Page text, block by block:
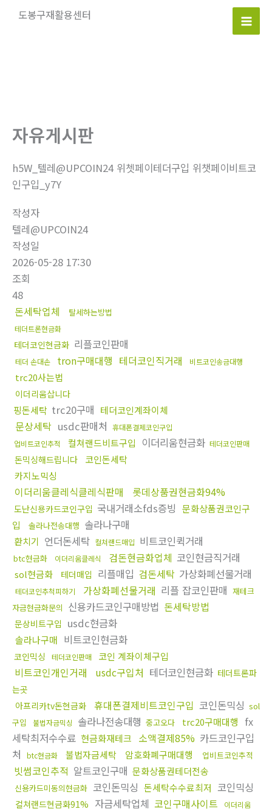
도봉구재활용센터
Main
자유게시판
h5W_텔레@UPCOIN24 위쳇페이테더구입 위챗페이비트코
인구입_y7Y
작성자
텔레@UPCOIN24
작성일
2026-05-28 17:30
조회
48
돈세탁업체
탈세하는방법
테더트론현금화
테더코인현금화 리플코인판매
테더 손대손 tron구매대행 테더코인직거래 비트코인송금대행
trc20사는법
이더리움삽니다
핑돈세탁 trc20구매 테더코인계좌이체
문상세탁 usdc판매처 휴대폰결제코인구입
업비트코인추적
컬쳐랜드비트구입 이더리움현금화 테더코인판매
돈믹싱해드립니다
코인돈세탁
카지노믹싱
이더리움클레식클레식판매 롯데상품권현금화94%
도난신용카드코인구입 국내거래소fds증빙 문화상품권코인구
입
솔라나전송대행 솔라나구매
환치기 언더돈세탁 컬쳐랜드매입 비트코인퀵거래
btc현금화 이더리움클레식 검돈현금화업체 코인현금직거래
sol현금화 테더매입 리플매입 검돈세탁 가상화폐선물거래
테더코인추척피하기 가상화폐선물거래 리플 잡코인판매 재테크
자금현금화문의 신용카드코인구매방법 돈세탁방법
문상비트구입 usdc현금화
솔라나구매 비트코인현금화
코인믹싱 테더코인판매 코인 계좌이체구입
비트코인개인거래 usdc구입처 테더코인현금화 테더트론파
는곳
아프리카tv돈현금화
휴대폰결제비트코인구입 코인돈믹싱 sol
구입
불법자금믹싱 솔라나전송대행 중고오다 trc20구매대행 fx
세탁최저수수료 현금화재테크 소액결제85% 카드코인구입
처
btc현금화 불법자금세탁 암호화폐구매대행 업비트코인추적
빗썸코인추적 알트코인구매 문화상품권테더전송
신용카드미동의현금화 코인돈믹싱 돈세탁수수료최저 코인믹싱
컬쳐랜드현금화91% 자금세탁업체 코인구매사이트 이더리움